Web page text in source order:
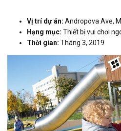
Vị trí dự án: Andropova Ave,
Hạng mục: Thiết bị vui chơi
Thời gian: Tháng 3, 2019